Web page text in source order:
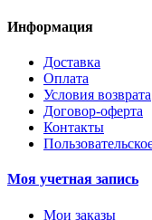
Информация
Доставка
Оплата
Условия возврата
Договор-оферта
Контакты
Моя учетная запись
Мои заказы